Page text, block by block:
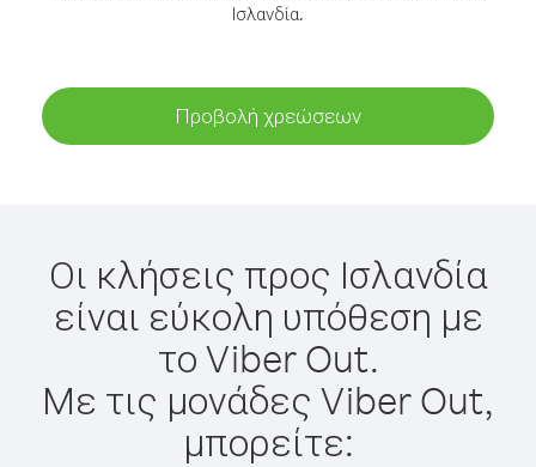
Ισλανδία.
Προβολή χρεώσεων
Οι κλήσεις προς Ισλανδία
είναι εύκολη υπόθεση με
το Viber Out.
Με τις μονάδες Viber Out,
μπορείτε: